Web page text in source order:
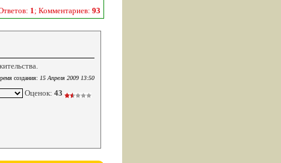
1; Комментариев: 93
создания: 15 Апреля 2009 13:50
Оценок: 43